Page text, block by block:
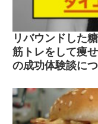
リバウンドした
筋トレをして痩
の成功体験談に